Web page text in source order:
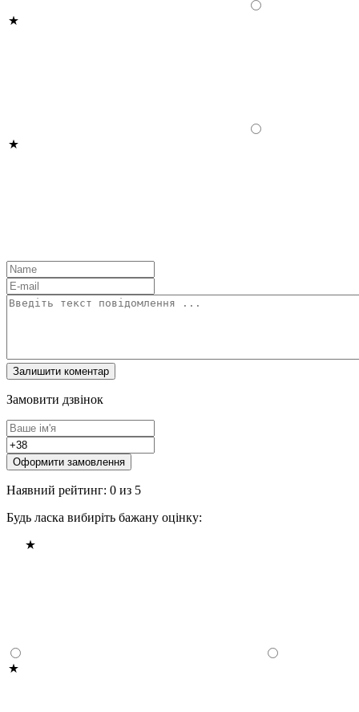
Замовити дзвінок
Оформити замовлення
Наявний рейтинг: 0 из 5
Будь ласка вибиріть бажану оцінку: